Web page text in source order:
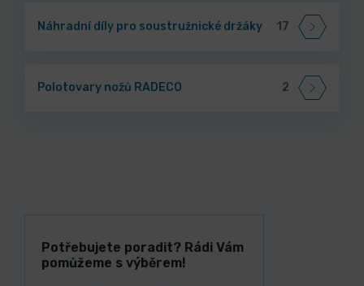
Náhradní díly pro soustružnické držáky 17
Polotovary nožů RADECO 2
Potřebujete poradit? Rádi Vám
pomůžeme s výběrem!